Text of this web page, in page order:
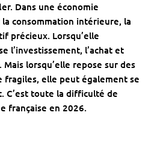
Dans une économie
consommation intérieure, la
précieux. Lorsqu’elle
l’investissement, l’achat et
lorsqu’elle repose sur des
fragiles, elle peut également se
C’est toute la difficulté de
française en 2026.